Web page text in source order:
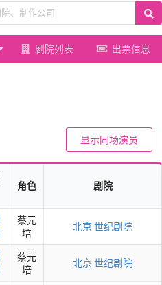
剧院列表 出票信息
显示同场演员
角色 剧院
蔡元
培
北京 世纪剧院
蔡元
培
北京 世纪剧院